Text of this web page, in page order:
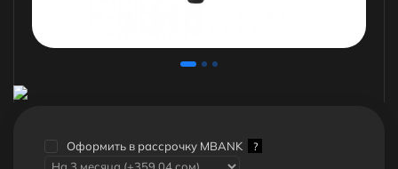
Оформить в рассрочку MBANK ?